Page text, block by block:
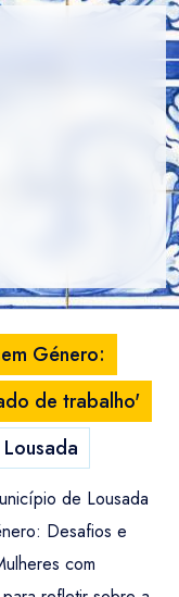
Género:
de trabalho'
de Lousada
Desafios e
com